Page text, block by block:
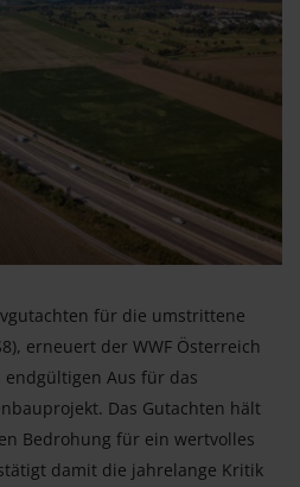
für die umstrittene
erneuert der WWF Österreich
Aus für das
Das Gutachten hält
Bedrohung für ein wertvolles
damit die jahrelange Kritik